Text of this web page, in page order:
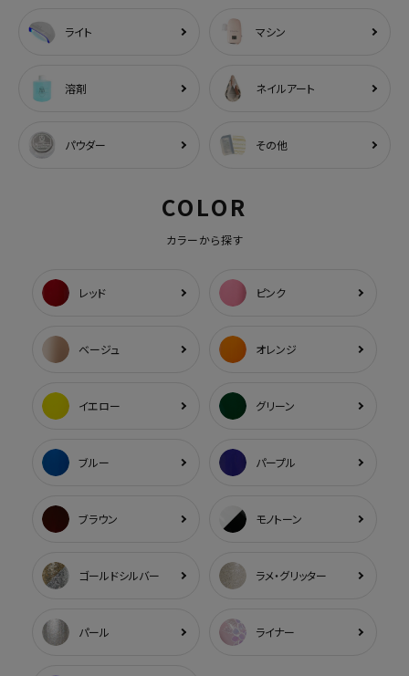
ライト マシン
溶剤 ネイルアート
パウダー その他
COLOR
カラーから探す
レッド ピンク
ベージュ オレンジ
イエロー グリーン
ブルー パープル
ブラウン モノトーン
ゴールドシルバー ラメ・グリッター
パール ライナー